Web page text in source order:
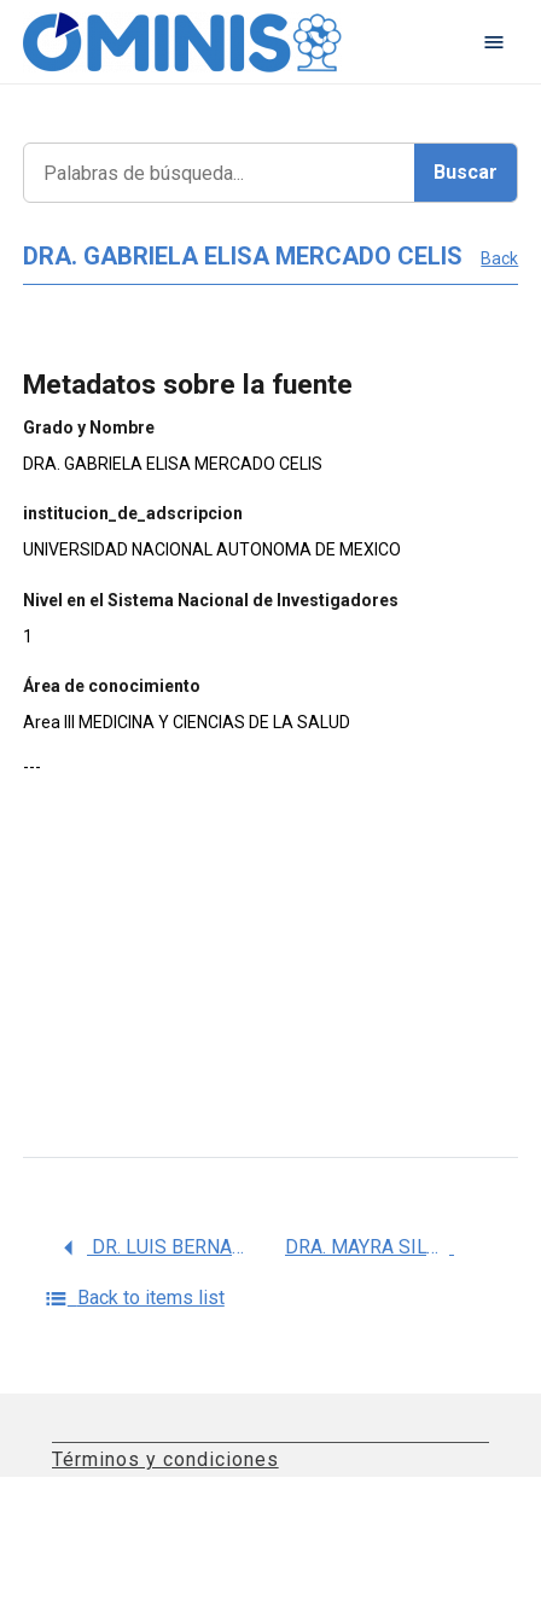
DRA. GABRIELA ELISA MERCADO CELIS Back
Metadatos sobre la fuente
Grado y Nombre
DRA. GABRIELA ELISA MERCADO CELIS
institucion_de_adscripcion
UNIVERSIDAD NACIONAL AUTONOMA DE MEXICO
Nivel en el Sistema Nacional de Investigadores
1
Área de conocimiento
Area III MEDICINA Y CIENCIAS DE LA SALUD
---
DR. LUIS BERNARDO TOVAR Y ROMO DRA. MAYRA SILVA MIRANDA
Back to items list
Términos y condiciones